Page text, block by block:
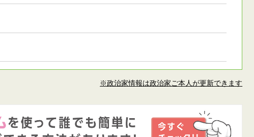
※政治家情報は政治家ご本人が更新できます